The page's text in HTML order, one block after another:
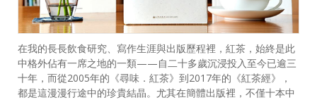
在我的長長飲食研究、寫作生涯與出版歷程裡，紅茶，始終是此
中格外佔有一席之地的一類——自二十多歲沉浸投入至今已逾三
十年，而從2005年的《尋味．紅茶》到2017年的《紅茶經》，
都是這漫漫行途中的珍貴結晶。尤其在簡體出版裡，不僅十本中